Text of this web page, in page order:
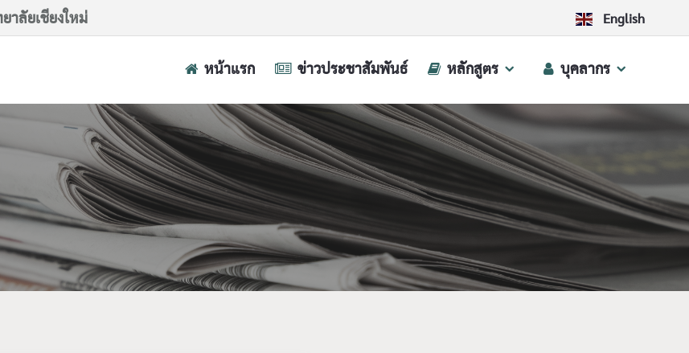
าลัยเชียงใหม่ English
หน้าแรก ข่าวประชาสัมพันธ์ หลักสูตร บุคลากร